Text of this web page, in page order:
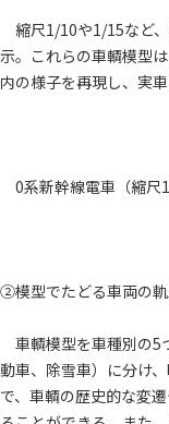
縮尺1/10や1/15など
示。これらの車輌模型
内の様子を再現し、実
0系新幹線電車（縮尺
②模型でたどる車両の
車輌模型を車種別の5
動車、除雪車）に分け
で、車輌の歴史的な変